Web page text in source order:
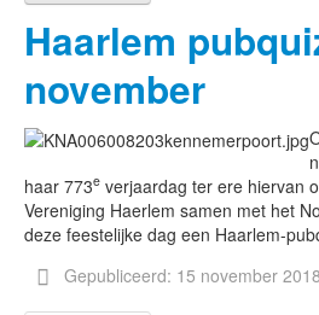
Haarlem
november
haar 773e verjaardag ter ere hiervan
Vereniging Haerlem samen met het
deze feestelijke dag een Haarlem-
Gepubliceerd: 15 november 2018